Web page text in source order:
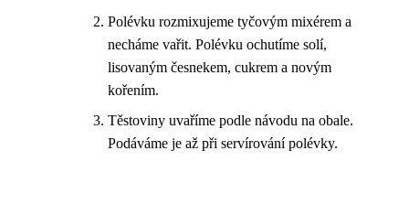
Polévku rozmixujeme tyčovým mixérem a
necháme vařit. Polévku ochutíme solí,
lisovaným česnekem, cukrem a novým
kořením.
Těstoviny uvaříme podle návodu na obale.
Podáváme je až při servírování polévky.